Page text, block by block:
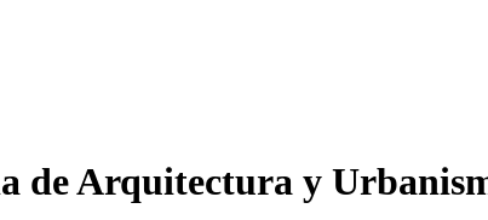
de Arquitectura y